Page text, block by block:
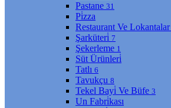
Pastane 31
Pi̇zza
Restaurant Ve Lokantalar
Şarküteri̇ 7
Şekerleme 1
Süt Ürünleri̇
Tatlı 6
Tavukçu 8
Tekel Bayi̇ Ve Büfe 3
Un Fabri̇kası